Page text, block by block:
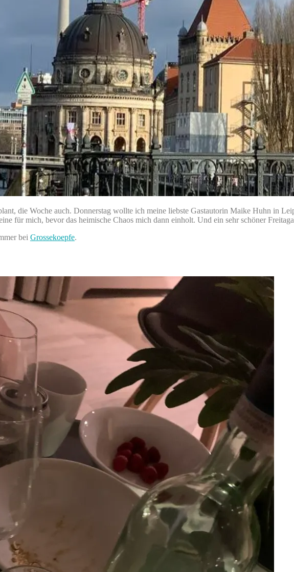
die Woche auch. Donnerstag wollte ich meine liebste Gastautorin Maike Huhn in
für mich, bevor das heimische Chaos mich dann einholt. Und ein sehr schöner
bei Grossekoepfe.